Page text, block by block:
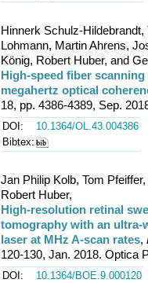
Hinnerk Schulz-
Lohmann, Martin Ahrens,
König, Robert Huber, and
High-speed fiber
megahertz optical
18, pp. 4386-4389, Sep.
DOI:
10.1364/OL.43.004386
Bibtex:
Jan Philip Kolb, Tom
Robert Huber,
High-resolution retinal
tomography with an ultra-
laser at MHz A-scan rates,
120-130, Jan. 2018. Optica
DOI:
10.1364/BOE.9.000120